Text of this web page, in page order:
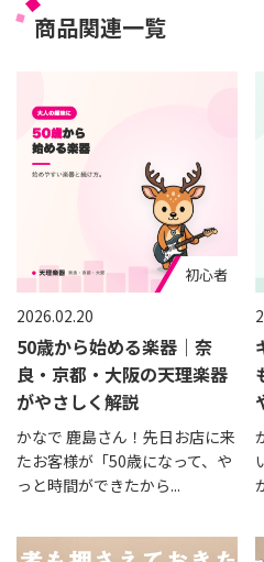
商品関連一覧
2026.02.20
50歳から始める楽器｜奈
良・京都・大阪の天理楽器
がやさしく解説
かなで 鹿島さん！先日お店に来
たお客様が「50歳になって、や
っと時間ができたから...
初心者